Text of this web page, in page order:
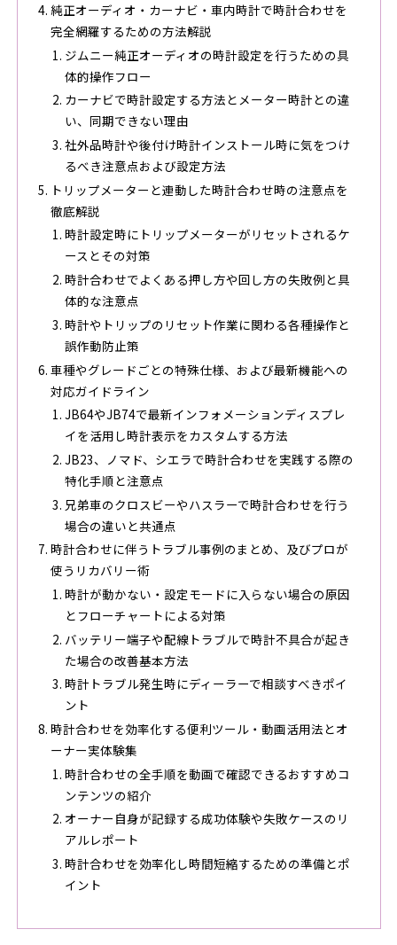
純正オーディオ・カーナビ・車内時計で時計合わせを
完全網羅するための方法解説
ジムニー純正オーディオの時計設定を行うための具
体的操作フロー
カーナビで時計設定する方法とメーター時計との違
い、同期できない理由
社外品時計や後付け時計インストール時に気をつけ
るべき注意点および設定方法
トリップメーターと連動した時計合わせ時の注意点を
徹底解説
時計設定時にトリップメーターがリセットされるケ
ースとその対策
時計合わせでよくある押し方や回し方の失敗例と具
体的な注意点
時計やトリップのリセット作業に関わる各種操作と
誤作動防止策
車種やグレードごとの特殊仕様、および最新機能への
対応ガイドライン
JB64やJB74で最新インフォメーションディスプレ
イを活用し時計表示をカスタムする方法
JB23、ノマド、シエラで時計合わせを実践する際の
特化手順と注意点
兄弟車のクロスビーやハスラーで時計合わせを行う
場合の違いと共通点
時計合わせに伴うトラブル事例のまとめ、及びプロが
使うリカバリー術
時計が動かない・設定モードに入らない場合の原因
とフローチャートによる対策
バッテリー端子や配線トラブルで時計不具合が起き
た場合の改善基本方法
時計トラブル発生時にディーラーで相談すべきポイ
ント
時計合わせを効率化する便利ツール・動画活用法とオ
ーナー実体験集
時計合わせの全手順を動画で確認できるおすすめコ
ンテンツの紹介
オーナー自身が記録する成功体験や失敗ケースのリ
アルレポート
時計合わせを効率化し時間短縮するための準備とポ
イント